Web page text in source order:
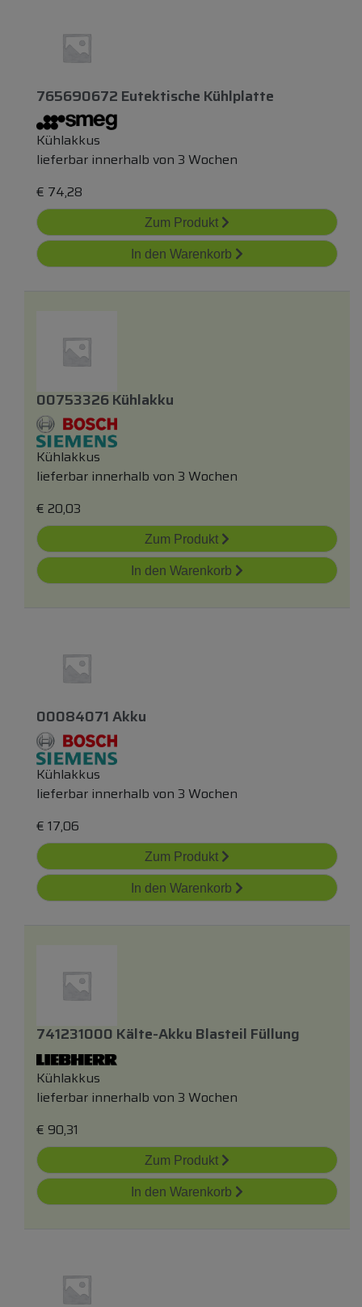
765690672 Eutektische Kühlplatte
Kühlakkus
lieferbar innerhalb von 3 Wochen
€ 74,28
Zum Produkt
In den Warenkorb
00753326 Kühlakku
Kühlakkus
lieferbar innerhalb von 3 Wochen
€ 20,03
Zum Produkt
In den Warenkorb
00084071 Akku
Kühlakkus
lieferbar innerhalb von 3 Wochen
€ 17,06
Zum Produkt
In den Warenkorb
741231000 Kälte-Akku Blasteil Füllung
Kühlakkus
lieferbar innerhalb von 3 Wochen
€ 90,31
Zum Produkt
In den Warenkorb